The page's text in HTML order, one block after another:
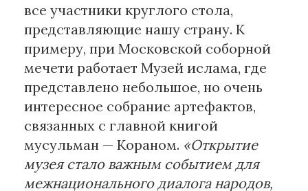
все участники круглого стола,
представляющие нашу страну. К
примеру, при Московской соборной
мечети работает Музей ислама, где
представлено небольшое, но очень
интересное собрание артефактов,
связанных с главной книгой
мусульман — Кораном. «Открытие
музея стало важным событием для
межнационального диалога народов,